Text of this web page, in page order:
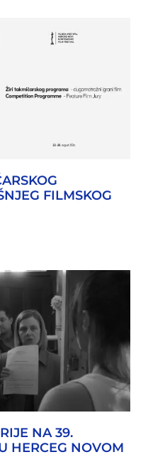
FILMSKOG
NA 39.
HERCEG NOVOM